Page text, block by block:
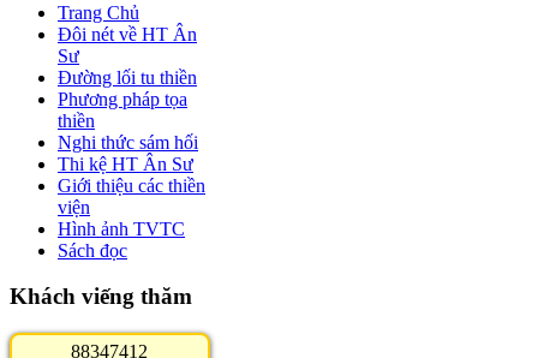
Trang Chủ
Đôi nét về HT Ân
Sư
Đường lối tu thiền
Phương pháp tọa
thiền
Nghi thức sám hối
Thi kệ HT Ân Sư
Giới thiệu các thiền
viện
Hình ảnh TVTC
Sách đọc
Khách viếng thăm
8834741 2